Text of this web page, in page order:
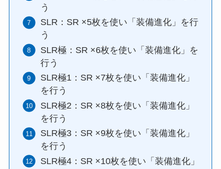
う
SLR：SR ×5枚を使い「装備進化」を行
う
SLR極：SR ×6枚を使い「装備進化」を
行う
SLR極1：SR ×7枚を使い「装備進化」
を行う
SLR極2：SR ×8枚を使い「装備進化」
を行う
SLR極3：SR ×9枚を使い「装備進化」
を行う
SLR極4：SR ×10枚を使い「装備進化」